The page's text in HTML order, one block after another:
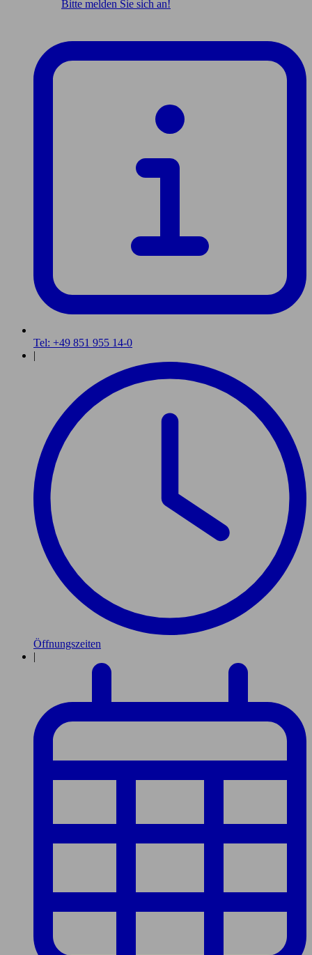
Bitte melden Sie sich an!
Tel: +49 851 955 14-0
|
Öffnungszeiten
|